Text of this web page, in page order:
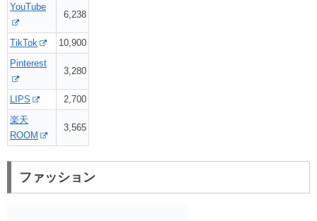
YouTube
6,238
TikTok
10,900
Pinterest
3,280
LIPS
2,700
楽天
ROOM
3,565
ファッション